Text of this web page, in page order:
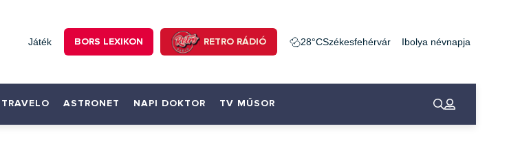
Játék BORS LEXIKON RETRO RÁDIÓ 28°CSzékesfehérvár Ibolya névnapja
TRAVELO ASTRONET NAPI DOKTOR TV MŰSOR